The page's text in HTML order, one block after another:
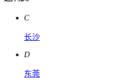
C
长沙
D
东莞